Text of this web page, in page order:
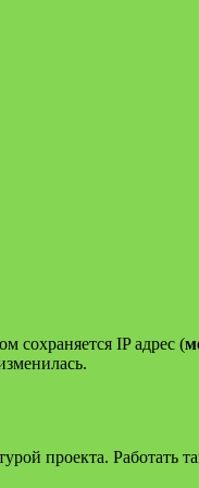
сохраняется IP адрес (
проекта. Работать